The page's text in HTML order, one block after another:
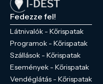
Fedezze fel!
Látnivalók - Kőrispatak
Programok - Kőrispatak
Szállások - Kőrispatak
Események - Kőrispatak
Vendéglátás - Kőrispatak